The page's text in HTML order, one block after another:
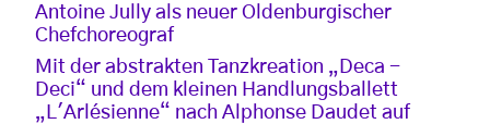
Antoine Jully als neuer Oldenburgischer
Chefchoreograf
Mit der abstrakten Tanzkreation „Deca -
Deci“ und dem kleinen Handlungsballett
„L'Arlésienne“ nach Alphonse Daudet auf